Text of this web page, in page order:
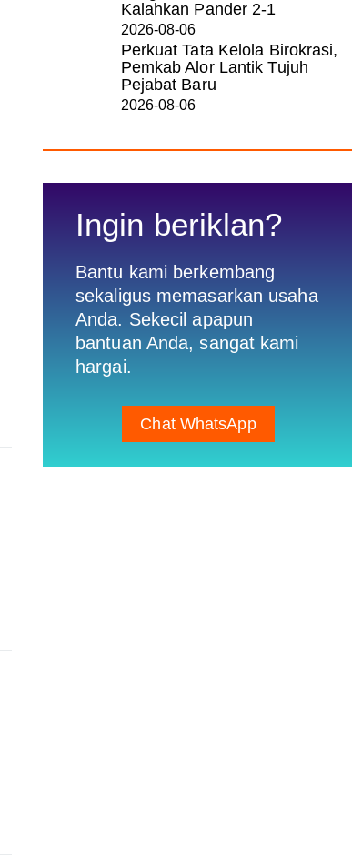
Kalahkan Pander 2-1
2026-08-06
Perkuat Tata Kelola Birokrasi,
Pemkab Alor Lantik Tujuh
Pejabat Baru
2026-08-06
Ingin beriklan?
Bantu kami berkembang
sekaligus memasarkan usaha
Anda. Sekecil apapun
bantuan Anda, sangat kami
hargai.
Chat WhatsApp